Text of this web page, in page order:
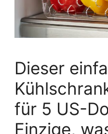
Dieser
für 5 US-
Einzige,